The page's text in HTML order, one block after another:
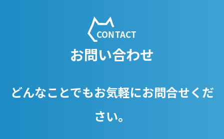
お問い合わせ
どんなことでもお気軽にお問合せくだ
さい。